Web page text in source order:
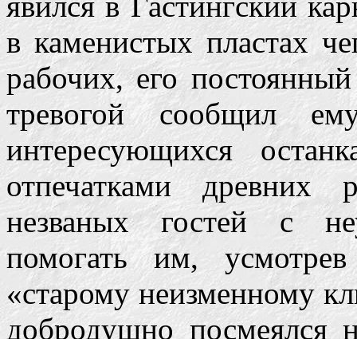
в каменистых пластах
рабочих, его
тревогой сообщил
интересующихся
отпечатками древних
незваных гостей с
помогать им,
«старому неизменному
добродушно посмеялся